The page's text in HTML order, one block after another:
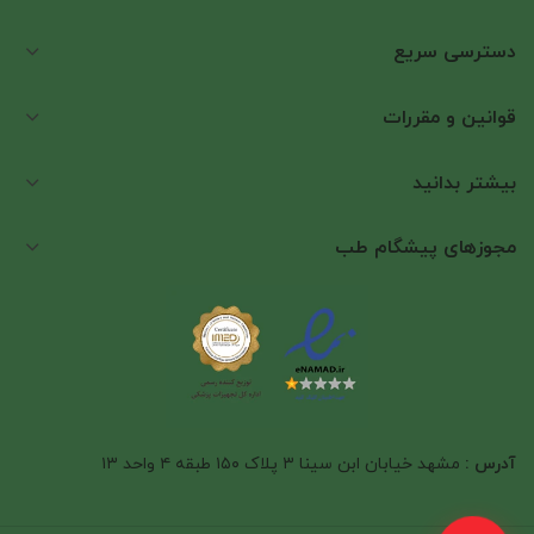
را قرار دهد، پس از آن لایه دوم از ست محافظت می کند و
دسترسی سریع
قوانین و مقررات
بیشتر بدانید
مجوزهای پیشگام طب
آدرس : مشهد خیابان ابن سینا ۳ پلاک ۱۵۰ طبقه ۴ واحد ۱۳